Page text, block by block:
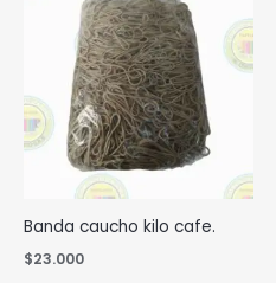
Banda caucho kilo cafe.
$23.000